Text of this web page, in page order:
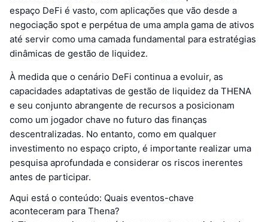
espaço DeFi é vasto, com aplicações que vão desde a
negociação spot e perpétua de uma ampla gama de ativos
até servir como uma camada fundamental para estratégias
dinâmicas de gestão de liquidez.
À medida que o cenário DeFi continua a evoluir, as
capacidades adaptativas de gestão de liquidez da THENA
e seu conjunto abrangente de recursos a posicionam
como um jogador chave no futuro das finanças
descentralizadas. No entanto, como em qualquer
investimento no espaço cripto, é importante realizar uma
pesquisa aprofundada e considerar os riscos inerentes
antes de participar.
Aqui está o conteúdo: Quais eventos-chave
aconteceram para Thena?